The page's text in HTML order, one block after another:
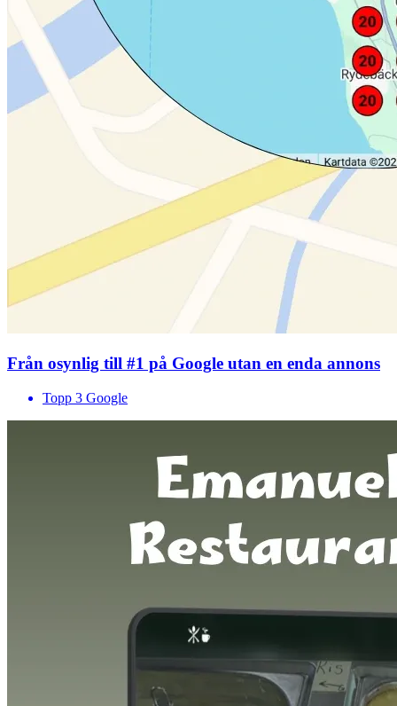
Från osynlig till #1 på Google utan en enda annons
Topp 3 Google